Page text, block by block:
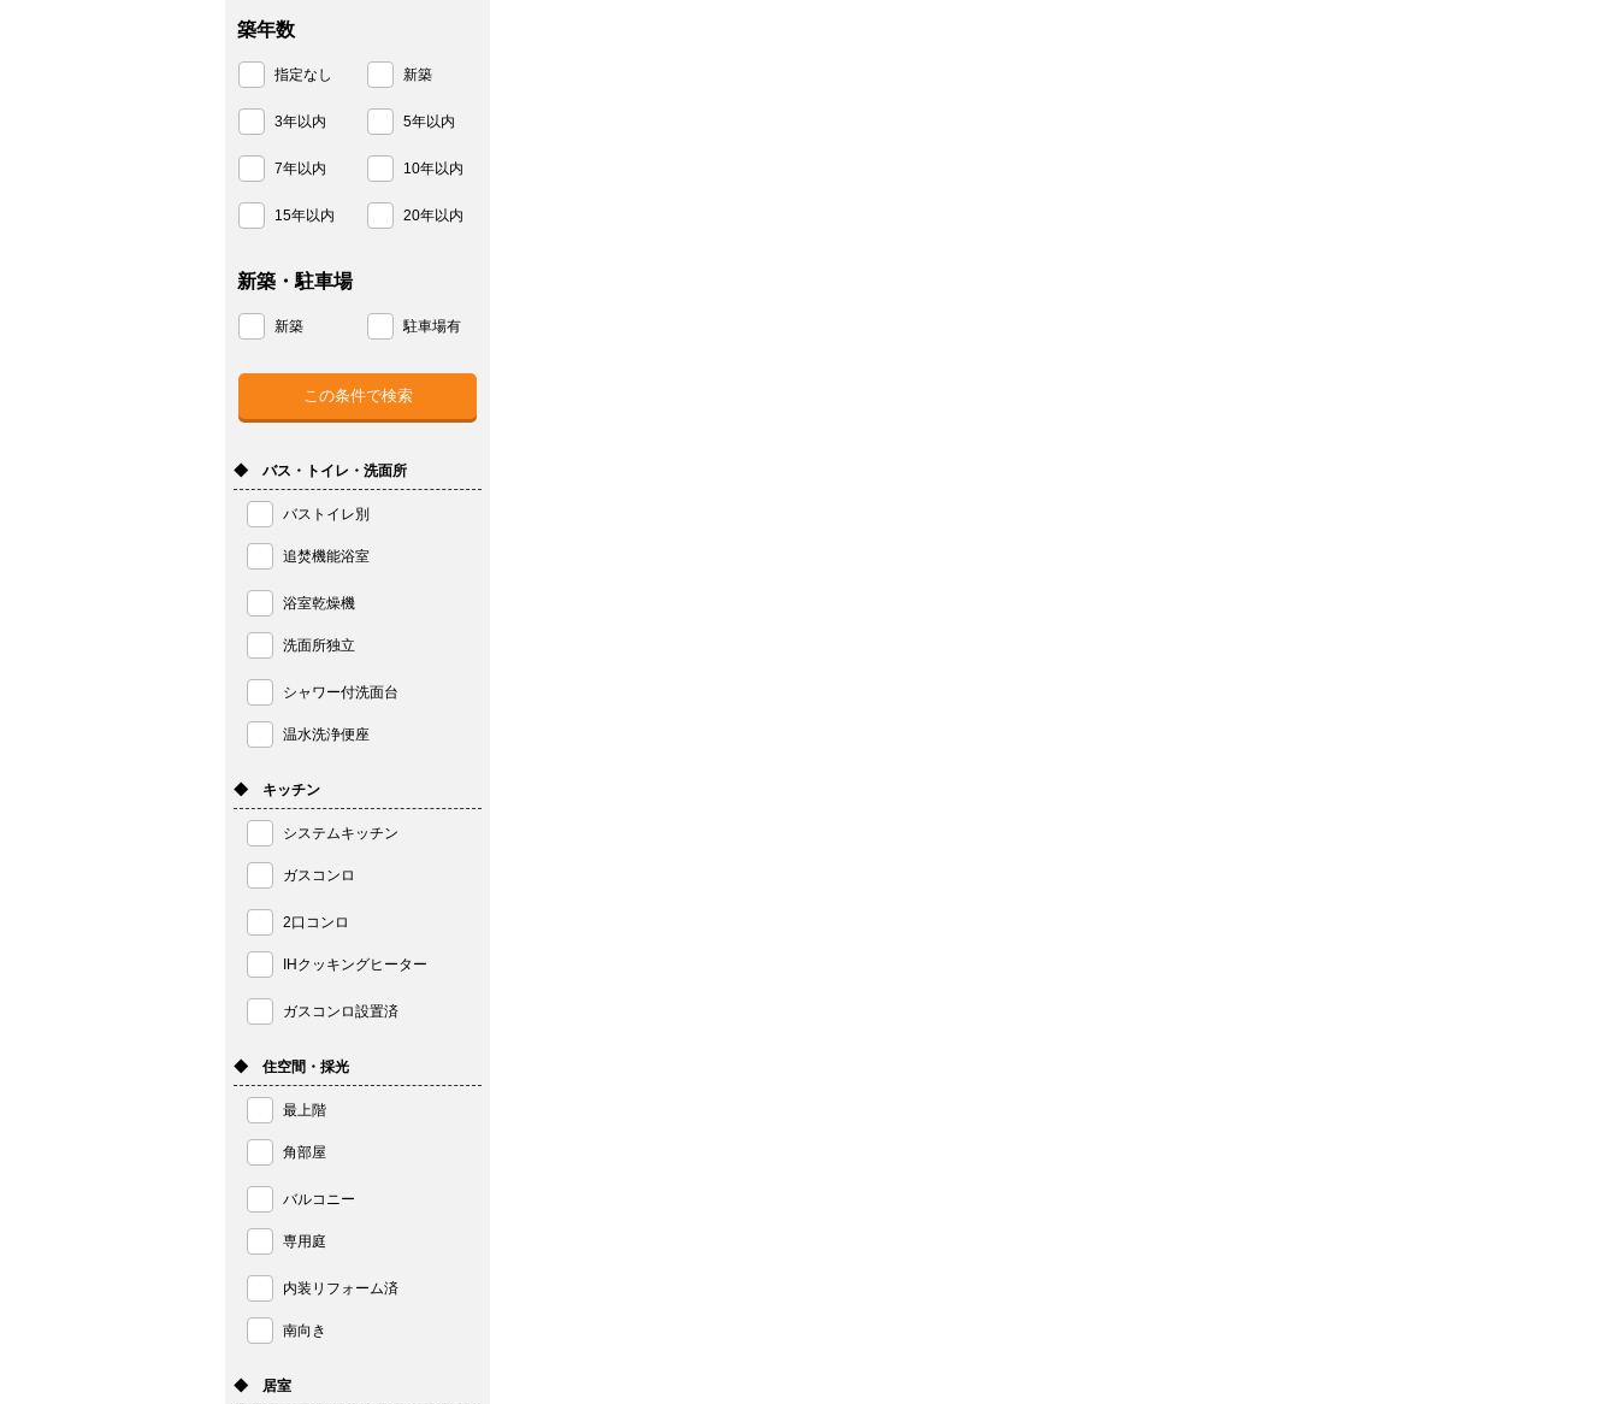
築年数
指定なし 新築
3年以内 5年以内
7年以内 10年以内
15年以内 20年以内
新築・駐車場
新築 駐車場有
◆ バス・トイレ・洗面所
バストイレ別
追焚機能浴室
浴室乾燥機
洗面所独立
シャワー付洗面台
温水洗浄便座
◆ キッチン
システムキッチン
ガスコンロ
2口コンロ
IHクッキングヒーター
ガスコンロ設置済
◆ 住空間・採光
最上階
角部屋
バルコニー
専用庭
内装リフォーム済
南向き
◆ 居室